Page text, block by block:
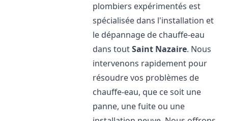
plombiers expérimentés est
spécialisée dans l'installation et
le dépannage de chauffe-eau
dans toutSaint Nazaire. Nous
intervenons rapidement pour
résoudre vos problèmes de
chauffe-eau, que ce soit une
panne, une fuite ou une